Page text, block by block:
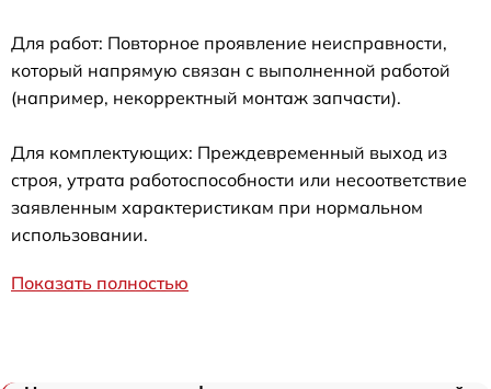
Для работ: Повторное проявление неисправности,
который напрямую связан с выполненной работой
(например, некорректный монтаж запчасти).
Для комплектующих: Преждевременный выход из
строя, утрата работоспособности или несоответствие
заявленным характеристикам при нормальном
использовании.
Показать полностью